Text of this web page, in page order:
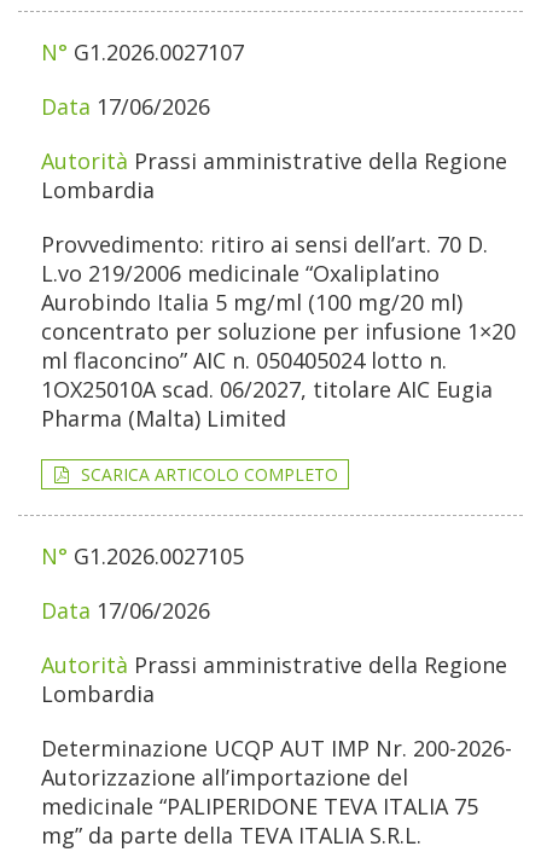
G1.2026.0027107
17/06/2026
Prassi amministrative della Regione
Lombardia
Provvedimento: ritiro ai sensi dell’art. 70 D.
L.vo 219/2006 medicinale “Oxaliplatino
Aurobindo Italia 5 mg/ml (100 mg/20 ml)
concentrato per soluzione per infusione 1×20
ml flaconcino” AIC n. 050405024 lotto n.
1OX25010A scad. 06/2027, titolare AIC Eugia
Pharma (Malta) Limited
SCARICA ARTICOLO COMPLETO
G1.2026.0027105
17/06/2026
Prassi amministrative della Regione
Lombardia
Determinazione UCQP AUT IMP Nr. 200-2026-
Autorizzazione all’importazione del
medicinale “PALIPERIDONE TEVA ITALIA 75
mg” da parte della TEVA ITALIA S.R.L.